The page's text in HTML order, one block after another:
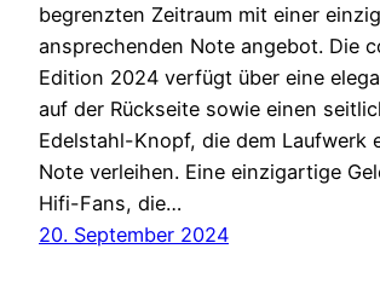
begrenzten Zeitraum mit einer
ansprechenden Note angebot. Die
Edition 2024 verfügt über eine
auf der Rückseite sowie einen
Edelstahl-Knopf, die dem Laufwerk
Note verleihen. Eine einzigartige
Hifi-Fans, die…
20. September 2024